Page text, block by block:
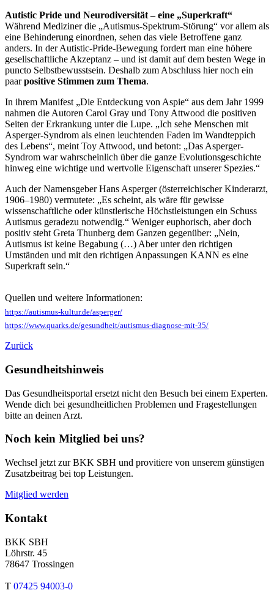
Autistic Pride und Neurodiversität – eine „Superkraft“
Während Mediziner die „Autismus-Spektrum-Störung“ vor allem als
eine Behinderung einordnen, sehen das viele Betroffene ganz
anders. In der Autistic-Pride-Bewegung fordert man eine höhere
gesellschaftliche Akzeptanz – und ist damit auf dem besten Wege in
puncto Selbstbewusstsein. Deshalb zum Abschluss hier noch ein
paarpositive Stimmen zum Thema.
In ihrem Manifest „Die Entdeckung von Aspie“ aus dem Jahr 1999
nahmen die Autoren Carol Gray und Tony Attwood die positiven
Seiten der Erkrankung unter die Lupe. „Ich sehe Menschen mit
Asperger-Syndrom als einen leuchtenden Faden im Wandteppich
des Lebens“, meint Toy Attwood, und betont: „Das Asperger-
Syndrom war wahrscheinlich über die ganze Evolutionsgeschichte
hinweg eine wichtige und wertvolle Eigenschaft unserer Spezies.“
Auch der Namensgeber Hans Asperger (österreichischer Kinderarzt,
1906–1980) vermutete: „Es scheint, als wäre für gewisse
wissenschaftliche oder künstlerische Höchstleistungen ein Schuss
Autismus geradezu notwendig.“ Weniger euphorisch, aber doch
positiv steht Greta Thunberg dem Ganzen gegenüber: „Nein,
Autismus ist keine Begabung (…) Aber unter den richtigen
Umständen und mit den richtigen Anpassungen KANN es eine
Superkraft sein.“
Quellen und weitere Informationen:
https://autismus-kultur.de/asperger/
https://www.quarks.de/gesundheit/autismus-diagnose-mit-35/
Zurück
Gesundheitshinweis
Das Gesundheitsportal ersetzt nicht den Besuch bei einem Experten.
Wende dich bei gesundheitlichen Problemen und Fragestellungen
bitte an deinen Arzt.
Noch kein Mitglied bei uns?
Wechsel jetzt zur BKK SBH und provitiere von unserem günstigen
Zusatzbeitrag bei top Leistungen.
Mitglied werden
Kontakt
BKK SBH
Löhrstr. 45
78647 Trossingen
T 07425 94003-0